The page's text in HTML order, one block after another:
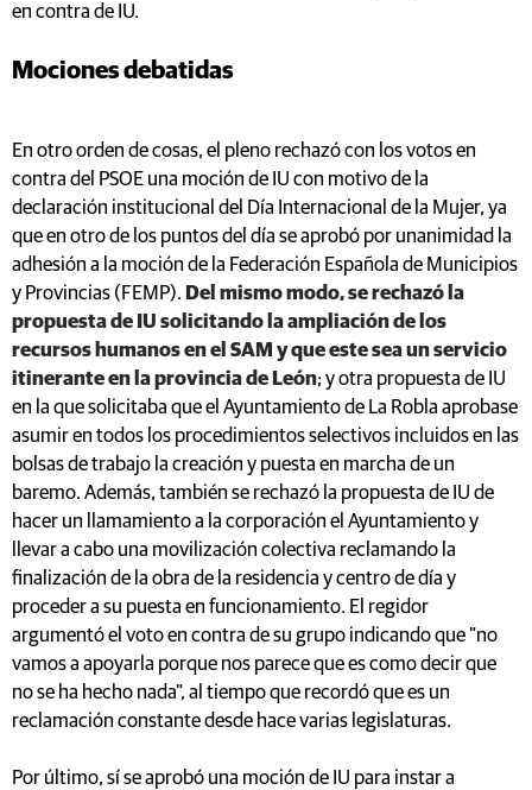
en contra de IU.
Mociones debatidas
En otro orden de cosas, el pleno rechazó con los votos en
contra del PSOE una moción de IU con motivo de la
declaración institucional del Día Internacional de la Mujer, ya
que en otro de los puntos del día se aprobó por unanimidad la
adhesión a la moción de la Federación Española de Municipios
y Provincias (FEMP). Del mismo modo, se rechazó la
propuesta de IU solicitando la ampliación de los
recursos humanos en el SAM y que este sea un servicio
itinerante en la provincia de León; y otra propuesta de IU
en la que solicitaba que el Ayuntamiento de La Robla aprobase
asumir en todos los procedimientos selectivos incluidos en las
bolsas de trabajo la creación y puesta en marcha de un
baremo. Además, también se rechazó la propuesta de IU de
hacer un llamamiento a la corporación el Ayuntamiento y
llevar a cabo una movilización colectiva reclamando la
finalización de la obra de la residencia y centro de día y
proceder a su puesta en funcionamiento. El regidor
argumentó el voto en contra de su grupo indicando que "no
vamos a apoyarla porque nos parece que es como decir que
no se ha hecho nada", al tiempo que recordó que es un
reclamación constante desde hace varias legislaturas.
Por último, sí se aprobó una moción de IU para instar a